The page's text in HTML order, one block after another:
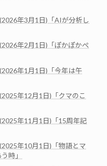
年3月1日)「AIが分析し
年2月1日)「ぽかぽかぺ
年1月1日)「今年は午
年12月1日)「クマのこ
年11月1日)「15周年記
年10月1日)「物語とマ
時」